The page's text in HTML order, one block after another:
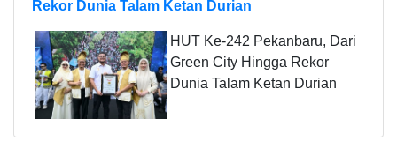
Rekor Dunia Talam Ketan Durian
HUT Ke-242 Pekanbaru, Dari
Green City Hingga Rekor
Dunia Talam Ketan Durian